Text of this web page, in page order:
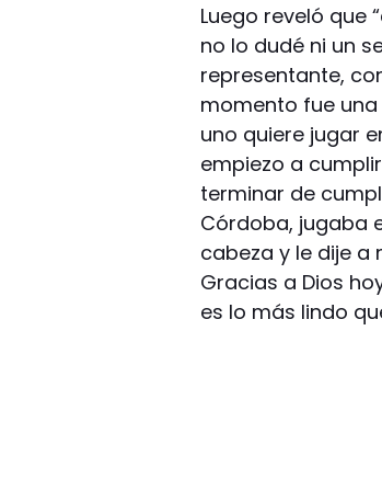
Luego reveló que
no lo dudé ni un
representante,
momento fue
uno quiere jugar
empiezo a
terminar de
Córdoba, jugaba
cabeza y le dije a
Gracias a Dios
es lo más lindo